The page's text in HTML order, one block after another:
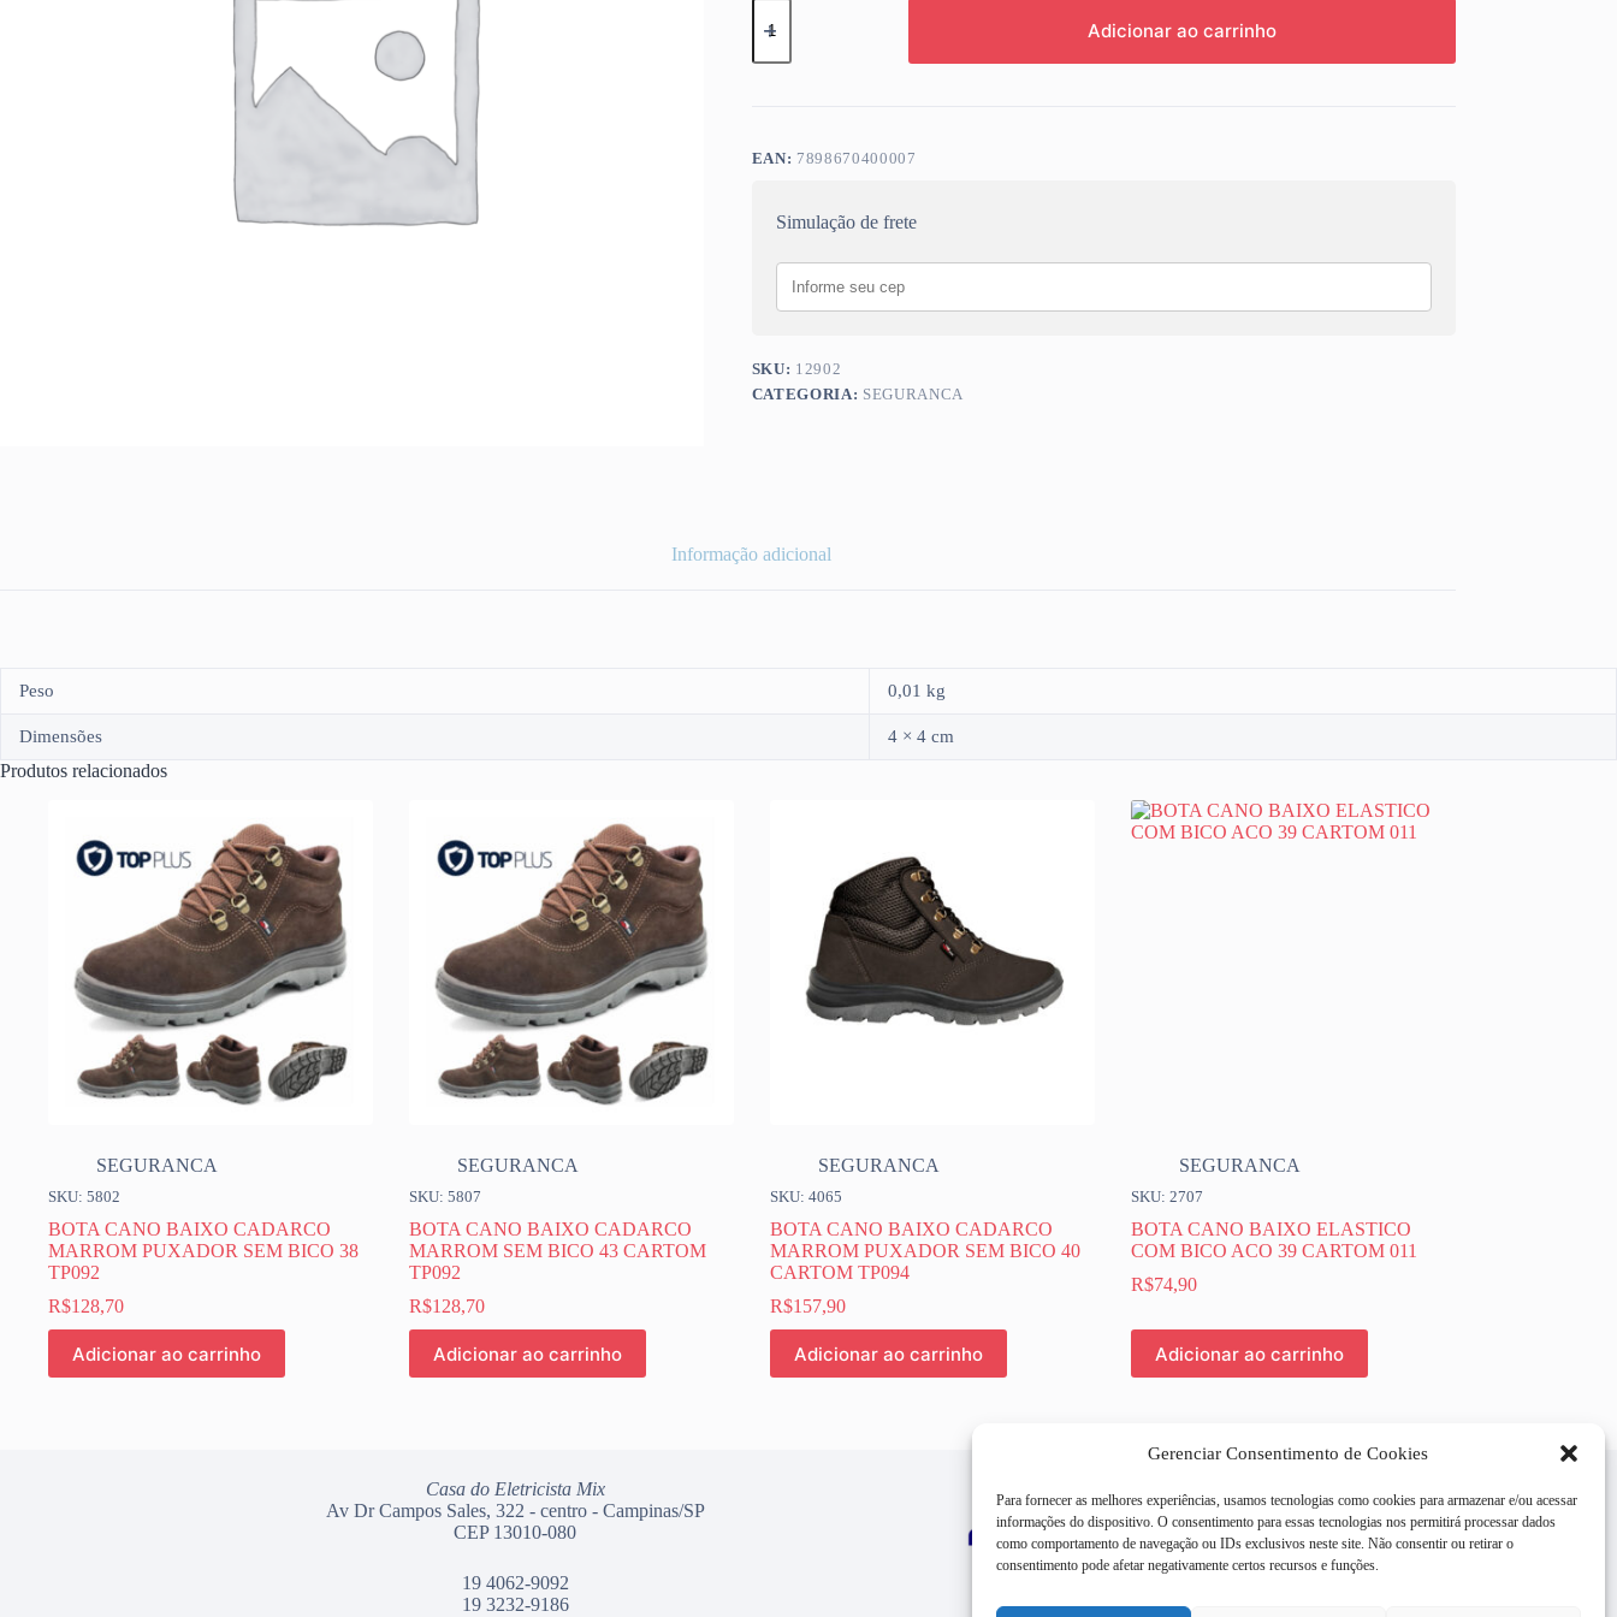
Gerenciar Consentimento de Cookies
Para fornecer as melhores experiências, usamos tecnologias como cookies para armazenar e/ou acessar
informações do dispositivo. O consentimento para essas tecnologias nos permitirá processar dados
como comportamento de navegação ou IDs exclusivos neste site. Não consentir ou retirar o
consentimento pode afetar negativamente certos recursos e funções.
FITA
DEMARCACAO
SEM
quantidade
Adicionar ao carrinho
EAN: 7898670400007
Simulação de frete
SKU: 12902
CATEGORIA: SEGURANCA
Informação adicional
Peso 0,01 kg
Dimensões 4 × 4 cm
Produtos relacionados
SEGURANCA
SKU: 5802
BOTA CANO BAIXO CADARCO
MARROM PUXADOR SEM BICO 38
TP092
R$128,70
Adicionar ao carrinho
SEGURANCA
SKU: 5807
BOTA CANO BAIXO CADARCO
MARROM SEM BICO 43 CARTOM
TP092
R$128,70
Adicionar ao carrinho
SEGURANCA
SKU: 4065
BOTA CANO BAIXO CADARCO
MARROM PUXADOR SEM BICO 40
CARTOM TP094
R$157,90
Adicionar ao carrinho
SEGURANCA
SKU: 2707
BOTA CANO BAIXO ELASTICO
COM BICO ACO 39 CARTOM 011
R$74,90
Adicionar ao carrinho
Casa do Eletricista Mix
Av Dr Campos Sales, 322 - centro - Campinas/SP
CEP 13010-080
19 4062-9092
19 3232-9186